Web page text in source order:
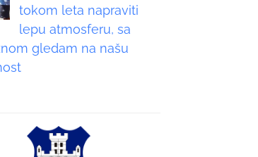
tokom leta napraviti
lepu atmosferu, sa
gledam na našu